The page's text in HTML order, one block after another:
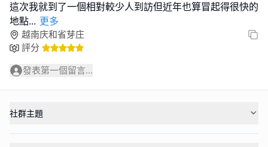
這次我就到了一個相對較少人到訪但近年也算冒起得很快的
地點... 更多
越南庆和省芽庄
評分
發表第一個留言...
社群主題